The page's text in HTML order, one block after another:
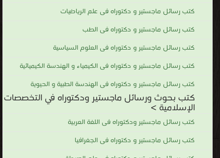
كتب رسائل ماجستير و دكتوراه فى علم الرياضيات
كتب رسائل ماجستير و دكتوراه فى الطب
كتب رسائل ماجستير و دكتوراه فى العلوم السياسية
كتب رسائل ماجستير و دكتوراه فى الكيمياء و الهندسة الكيميائية
كتب رسائل ماجستير و دكتوراه فى الهندسة الطبية و الحيوية
كتب بحوث ورسائل ماجستير ودكتوراه في التخصصات
الإسلامية >
كتب رسائل ماجستير ودكتوراه فى اللغة العربية
كتب رسائل ماجستير و دكتوراه فى الجغرافيا